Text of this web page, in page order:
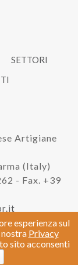
SETTORI
Artigiane
(Italy)
- Fax. +39
esperienza sul
nostra Privacy
sito acconsenti